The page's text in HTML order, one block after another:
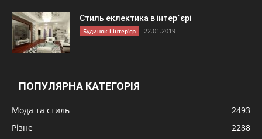
Стиль еклектика в інтер`єрі
Будинок і інтер'єр 22.01.2019
ПОПУЛЯРНА КАТЕГОРІЯ
Мода та стиль
2493
Різне
2288